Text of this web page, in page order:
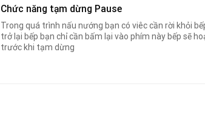
Chức năng tạm dừng Pause
Trong quá trình nấu nướng bạn có viêc cần rời khỏi
trở lại bếp bạn chỉ cần bấm lại vào phím này bếp sẽ
trước khi tạm dừng